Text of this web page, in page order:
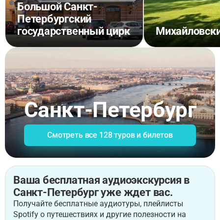
Большой Санкт-
Петербургский
государственный цирк
Санкт-Петербург
Смотреть все 128 туров и билетов
Ваша бесплатная аудиоэкскурсия в
Санкт-Петербург уже ждет вас.
Получайте бесплатные аудиотуры, плейлисты
Spotify о путешествиях и другие полезности на